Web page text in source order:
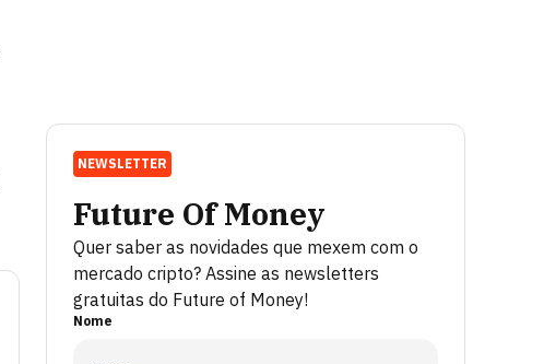
NEWSLETTER
Future Of Money
Quer saber as novidades que mexem com o
mercado cripto? Assine as newsletters
gratuitas do Future of Money!
Nome